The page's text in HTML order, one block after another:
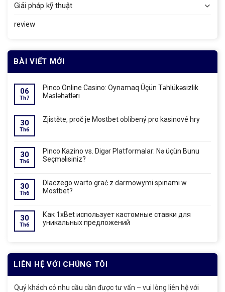
Giải pháp kỹ thuật
review
BÀI VIẾT MỚI
06
Th7
Pinco Online Casino: Oynamaq Üçün Təhlükəsizlik
Məsləhətləri
30
Th6
Zjistěte, proč je Mostbet oblíbený pro kasinové hry
30
Th6
Pinco Kazino vs. Digər Platformalar: Nə üçün Bunu
Seçməlisiniz?
30
Th6
Dlaczego warto grać z darmowymi spinami w
Mostbet?
30
Th6
Как 1xBet использует кастомные ставки для
уникальных предложений
LIÊN HỆ VỚI CHÚNG TÔI
Quý khách có nhu cầu cần được tư vấn – vui lòng liên hệ với